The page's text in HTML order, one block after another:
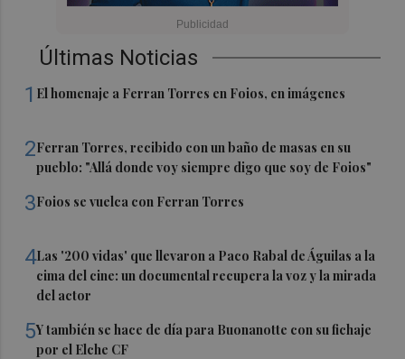
Últimas Noticias
1 El homenaje a Ferran Torres en Foios, en imágenes
2Ferran Torres, recibido con un baño de masas en su
pueblo: "Allá donde voy siempre digo que soy de Foios"
3Foios se vuelca con Ferran Torres
4Las '200 vidas' que llevaron a Paco Rabal de Águilas a la
cima del cine: un documental recupera la voz y la mirada
del actor
5Y también se hace de día para Buonanotte con su fichaje
por el Elche CF